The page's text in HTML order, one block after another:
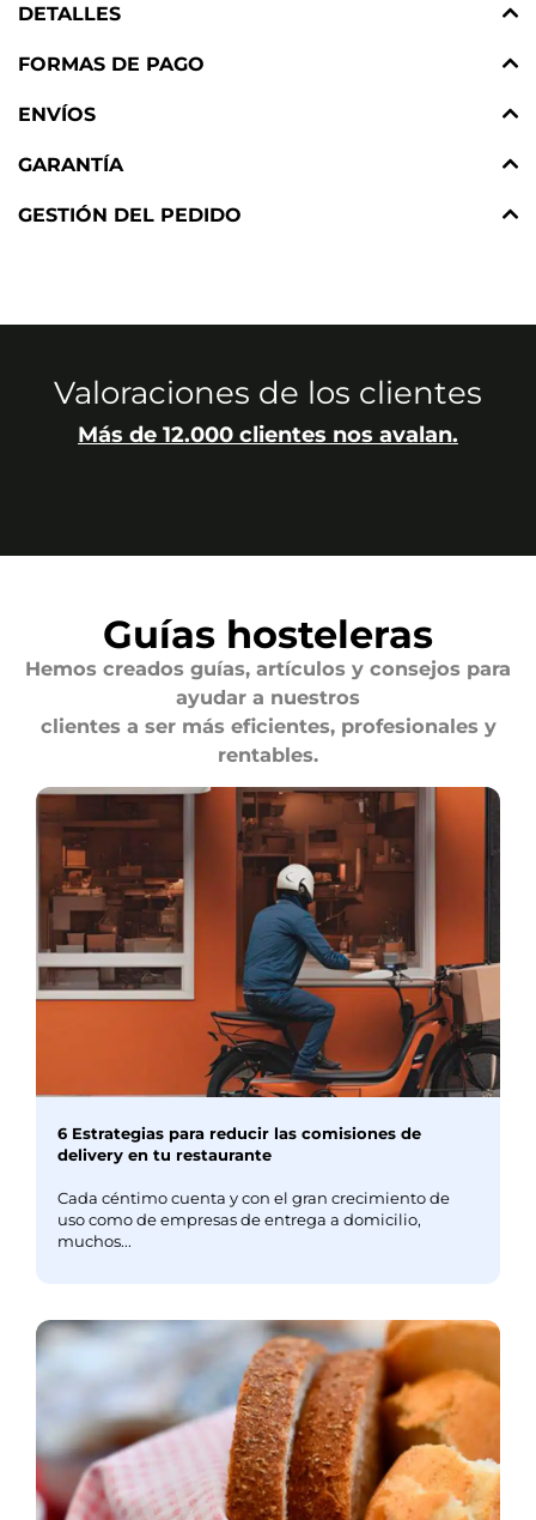
DETALLES
FORMAS DE PAGO
ENVÍOS
GARANTÍA
GESTIÓN DEL PEDIDO
Valoraciones de los clientes
Más de 12.000 clientes nos avalan.
Guías hosteleras
Hemos creados guías, artículos y consejos para
ayudar a nuestros
clientes a ser más eficientes, profesionales y
rentables.
6 Estrategias para reducir las comisiones de
delivery en tu restaurante
Cada céntimo cuenta y con el gran crecimiento de
uso como de empresas de entrega a domicilio,
muchos...